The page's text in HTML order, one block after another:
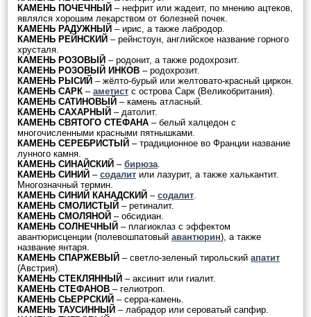
КАМЕНЬ ПОЧЕЧНЫЙ – нефрит или жадеит, по мнению ацтеков,
являлся хорошим лекарством от болезней почек.
КАМЕНЬ РАДУЖНЫЙ – ирис, а также лабродор.
КАМЕНЬ РЕЙНСКИЙ – рейнстоун, английское название горного
хрусталя.
КАМЕНЬ РОЗОВЫЙ – родонит, а также родохрозит.
КАМЕНЬ РОЗОВЫЙ ИНКОВ – родохрозит.
КАМЕНЬ РЫСИЙ – жёлто-бурый или желтовато-красный циркон.
КАМЕНЬ САРК – аметист с острова Сарк (Великобритания).
КАМЕНЬ САТИНОВЫЙ – камень атласный.
КАМЕНЬ САХАРНЫЙ – датолит.
КАМЕНЬ СВЯТОГО СТЕФАНА – белый халцедон с
многочисленными красными пятнышками.
КАМЕНЬ СЕРЕБРИСТЫЙ – традиционное во Франции название
лунного камня.
КАМЕНЬ СИНАЙСКИЙ – бирюза.
КАМЕНЬ СИНИЙ – содалит или лазурит, а также халькантит.
Многозначный термин.
КАМЕНЬ СИНИЙ КАНАДСКИЙ – содалит.
КАМЕНЬ СМОЛИСТЫЙ – ретиналит.
КАМЕНЬ СМОЛЯНОЙ – обсидиан.
КАМЕНЬ СОЛНЕЧНЫЙ – плагиоклаз с эффектом
авантюрисценции (полевошпатовый авантюрин), а также
название янтаря.
КАМЕНЬ СПАРЖЕВЫЙ – светло-зеленый тирольский апатит
(Австрия).
КАМЕНЬ СТЕКЛЯННЫЙ – аксинит или гиалит.
КАМЕНЬ СТЕФАНОВ – гелиотроп.
КАМЕНЬ СЬЕРРСКИЙ – серра-камень.
КАМЕНЬ ТАУСИННЫЙ – лабрадор или сероватый сапфир.